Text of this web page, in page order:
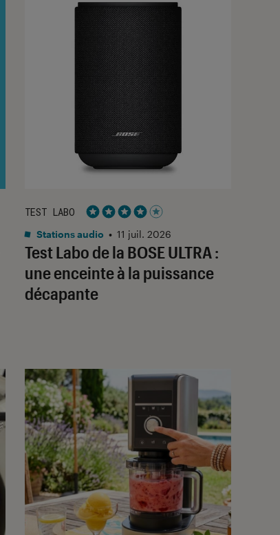
Test Labo de la BOSE ULTRA :
une enceinte à la puissance
décapante
TEST LABO
Noté 4 étoiles sur 5
Stations audio • 11 juil. 2026